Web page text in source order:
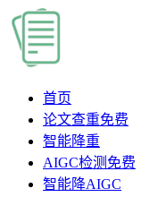
首页
论文查重免费
智能降重
AIGC检测 免费
智能降AIGC